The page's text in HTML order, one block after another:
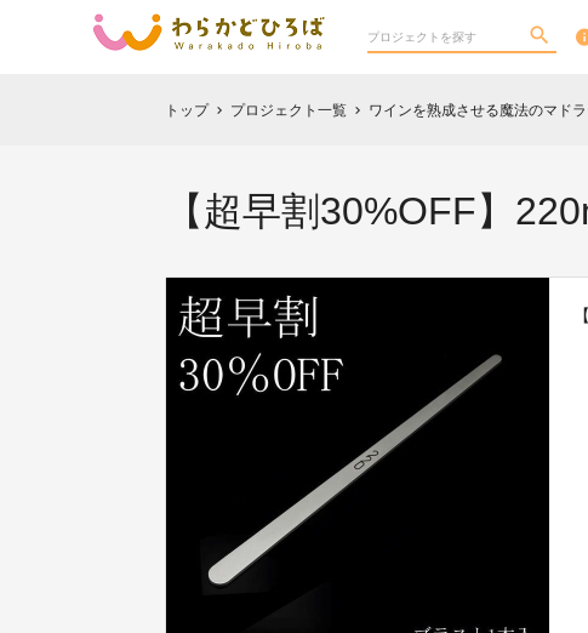
トップ chevron_right プロジェクト一覧 chevron_right ワインを熟成させる魔法のマド
【超早割30%OFF】